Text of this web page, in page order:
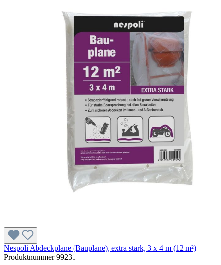
Nespoli Abdeckplane (Bauplane), extra stark, 3 x 4 m (12 m²)
Produktnummer99231